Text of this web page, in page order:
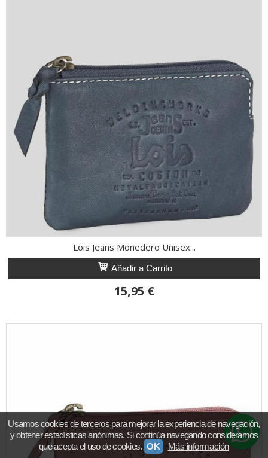
Lois Jeans Monedero Unisex...
Añadir a Carrito
15,95 €
Usamos cookies de terceros para mejorar la experiencia de navegación,
y obtener estadísticas anónimas. Si continúa navegando consideramos
que acepta el uso de cookies. OK Más información